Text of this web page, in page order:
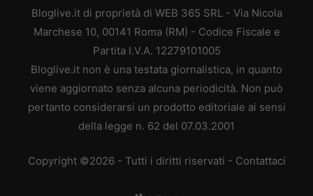
Bloglive.it di proprietà di WEB 365 SRL - Via Nicola
Marchese 10, 00141 Roma (RM) - Codice Fiscale e
Partita I.V.A. 12279101005
Bloglive.it non è una testata giornalistica, in quanto
viene aggiornato senza alcuna periodicità. Non può
pertanto considerarsi un prodotto editoriale ai sensi
della legge n. 62 del 07.03.2001
Copyright ©2026 - Tutti i diritti riservati - Contattaci